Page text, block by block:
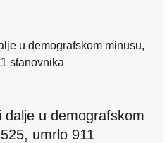
dalje u demografskom
umrlo 911